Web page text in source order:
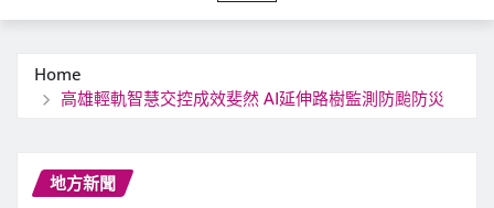
Home
高雄輕軌智慧交控成效斐然 AI延伸路樹監測防颱防災
地方新聞